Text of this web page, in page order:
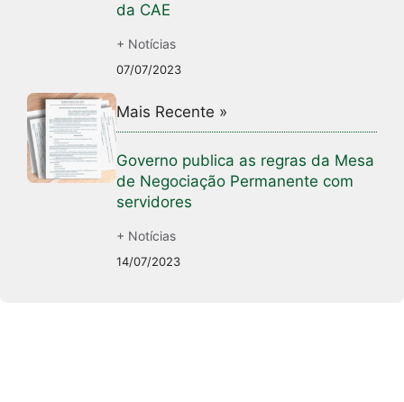
da CAE
+ Notícias
07/07/2023
Mais Recente »
Governo publica as regras da Mesa
de Negociação Permanente com
servidores
+ Notícias
14/07/2023